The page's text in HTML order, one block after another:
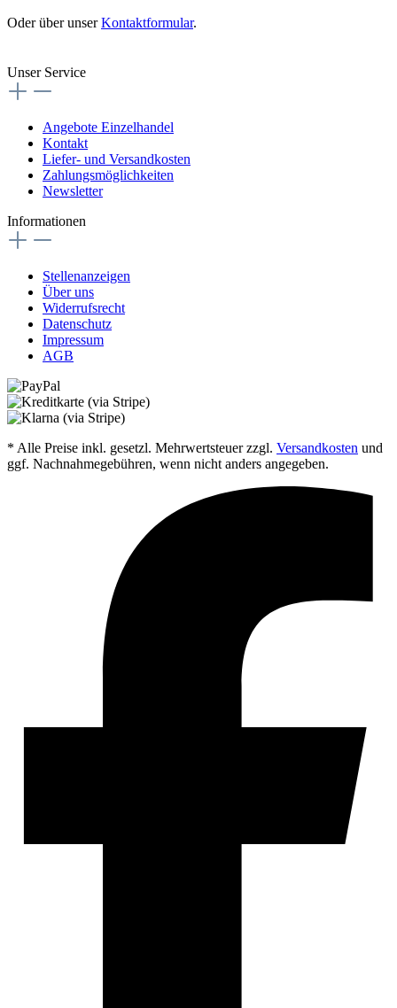
Oder über unserKontaktformular.
Unser Service
Angebote Einzelhandel
Kontakt
Liefer- und Versandkosten
Zahlungsmöglichkeiten
Newsletter
Informationen
Stellenanzeigen
Über uns
Widerrufsrecht
Datenschutz
Impressum
AGB
* Alle Preise inkl. gesetzl. Mehrwertsteuer zzgl. Versandkosten und
ggf. Nachnahmegebühren, wenn nicht anders angegeben.